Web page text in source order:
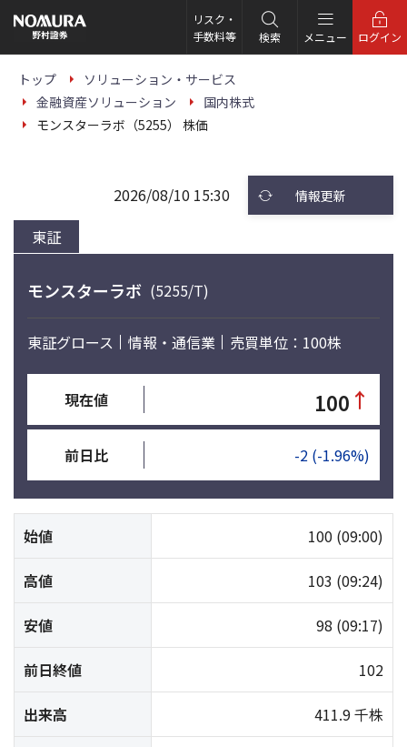
の
ー
リスク・
手数料等
検索 メニュー ログイン
トップ
ソリューション・サービス
金融資産ソリューション
国内株式
モンスターラボ（5255） 株価
東証
2026/08/10 15:30 情報更新
モンスターラボ (5255/T)
東証グロース 情報・通信業 売買単位：100株
現在値 100 ↑
前日比 -2 (-1.96%)
始値 100 (09:00)
高値 103 (09:24)
安値 98 (09:17)
前日終値 102
出来高 411.9 千株